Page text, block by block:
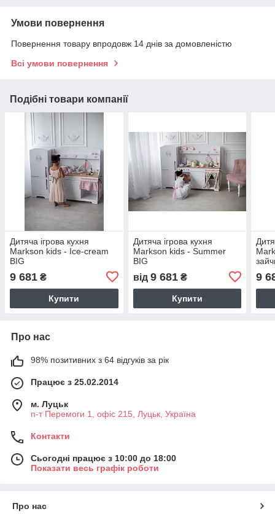
Умови повернення
Повернення товару впродовж 14 днів за домовленістю
Всі умови повернення
Подібні товари компанії
Дитяча ігрова кухня
Markson kids - Ice-cream
BIG
9 681 ₴
Купити
Дитяча ігрова кухня
Markson kids - Summer
BIG
від 9 681₴
Купити
9
Про нас
98% позитивних з 64 відгуків за рік
Працює з 25.02.2014
м. Луцьк
п-т Перемоги 1, офіс 215, Луцьк, Україна
Контакти
Сьогодні працює з 10:00 до 18:00
Показати весь графік роботи
Про нас